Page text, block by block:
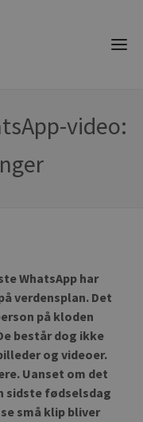
video:
WhatsApp har
verdensplan. Det
på kloden
består dog ikke
og videoer.
Uanset om det
sidste fødselsdag
små klip bliver